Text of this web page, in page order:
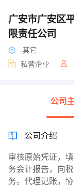
广安市广安区
限责任公司
其它
私营企业
公司
公司介绍
审核原始凭证，
务会计报告，向
务。代理记账，